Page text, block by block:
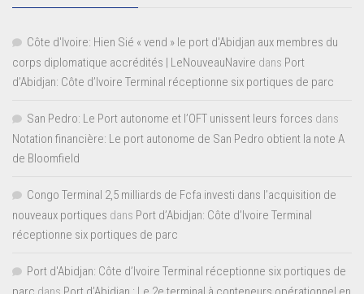
Côte d'Ivoire: Hien Sié « vend » le port d'Abidjan aux membres du
corps diplomatique accrédités | LeNouveauNavire dans Port
d’Abidjan: Côte d’Ivoire Terminal réceptionne six portiques de parc
San Pedro: Le Port autonome et l’OFT unissent leurs forces dans
Notation financière: Le port autonome de San Pedro obtient la note A
de Bloomfield
Congo Terminal 2,5 milliards de Fcfa investi dans l’acquisition de
nouveaux portiques dans Port d’Abidjan: Côte d’Ivoire Terminal
réceptionne six portiques de parc
Port d'Abidjan: Côte d’Ivoire Terminal réceptionne six portiques de